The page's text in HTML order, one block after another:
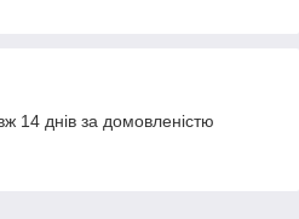
14 днів за домовленістю